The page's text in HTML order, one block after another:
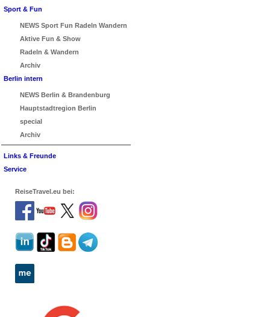
Sport & Fun
NEWS Sport Fun Radeln Wandern
Aktive Fun & Show
Radeln & Wandern
Archiv
Berlin intern
NEWS Berlin & Brandenburg
Hauptstadtregion Berlin
special
Archiv
Links & Freunde
Service
ReiseTravel.eu bei: